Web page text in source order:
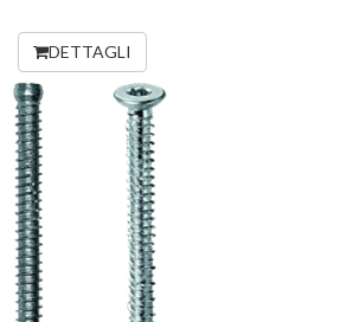
DETTAGLI